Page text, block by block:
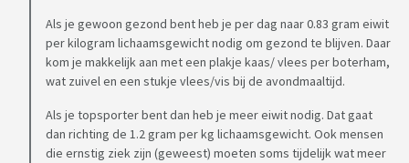
Als je gewoon gezond bent heb je per dag naar 0.83 gram eiwit
per kilogram lichaamsgewicht nodig om gezond te blijven. Daar
kom je makkelijk aan met een plakje kaas/ vlees per boterham,
wat zuivel en een stukje vlees/vis bij de avondmaaltijd.
Als je topsporter bent dan heb je meer eiwit nodig. Dat gaat
dan richting de 1.2 gram per kg lichaamsgewicht. Ook mensen
die ernstig ziek zijn (geweest) moeten soms tijdelijk wat meer